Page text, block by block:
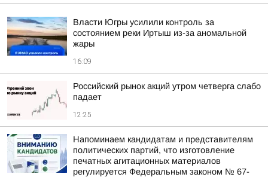
Власти Югры усилили контроль за
состоянием реки Иртыш из-за аномальной
жары
16:09
Российский рынок акций утром четверга слабо
падает
12:25
Напоминаем кандидатам и представителям
политических партий, что изготовление
печатных агитационных материалов
регулируется Федеральным законом № 67-